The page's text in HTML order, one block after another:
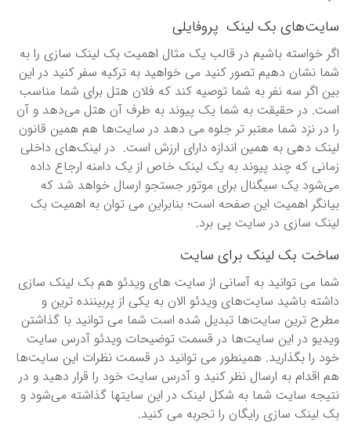
سایت‌های بک لینک پروفایلی
اگر خواسته باشیم در قالب یک مثال اهمیت بک لینک سازی را به
شما نشان دهیم تصور کنید می خواهید به ترکیه سفر کنید در این
بین اگر سه نفر به شما توصیه کند که فلان هتل برای شما مناسب
است. در حقیقت به شما یک پیوند به طرف آن هتل می‌دهد و آن
را در نزد شما معتبر تر جلوه می دهد در سایت‌ها هم همین قانون
لینک دهی به همین اندازه دارای ارزش است. در لینک‌های داخلی
زمانی که چند پیوند به یک لینک خاص از یک دامنه ارجاع داده
می‌شود یک سیگنال برای موتور جستجو ارسال خواهد شد که
بیانگر اهمیت این صفحه است؛ بنابراین می توان به اهمیت بک
لینک سازی در سایت پی برد.
ساخت بک لینک برای سایت
شما می توانید به آسانی از سایت های ویدئو هم بک لینک سازی
داشته باشید سایت‌های ویدئو الان به یکی از پربیننده ترین و
مطرح ترین سایت‌ها تبدیل شده است شما می توانید با گذاشتن
ویدیو در این سایت‌ها در قسمت توضیحات ویدئو آدرس سایت
خود را بگذارید. همینطور می توانید در قسمت نظرات این سایت‌ها
هم اقدام به ارسال نظر کنید و آدرس سایت خود را قرار دهید و در
نتیجه سایت شما به شکل لینک در این سایتها گذاشته می‌شود و
بک لینک سازی رایگان را تجربه می کنید.